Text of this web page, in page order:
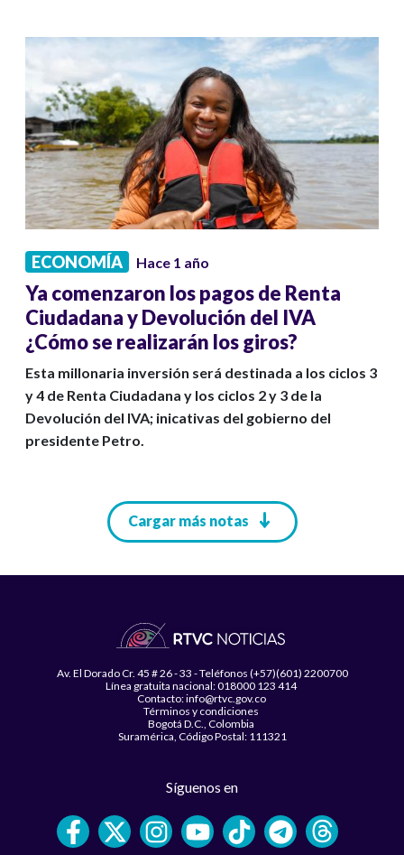
ECONOMÍA Hace 1 año
Ya comenzaron los pagos de Renta
Ciudadana y Devolución del IVA
¿Cómo se realizarán los giros?
Esta millonaria inversión será destinada a los ciclos 3
y 4 de Renta Ciudadana y los ciclos 2 y 3 de la
Devolución del IVA; inicativas del gobierno del
presidente Petro.
Cargar más notas
Av. El Dorado Cr. 45 # 26 - 33 - Teléfonos (+57)(601) 2200700
Línea gratuita nacional: 018000 123 414
Contacto: info@rtvc.gov.co
Términos y condiciones
Bogotá D.C., Colombia
Suramérica, Código Postal: 111321
Síguenos en